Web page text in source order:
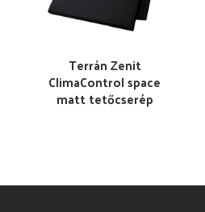
Terrán Zenit
ClimaControl space
matt tetőcserép